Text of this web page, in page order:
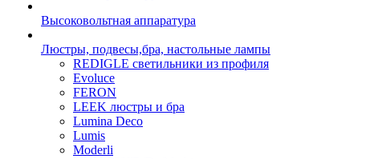
Высоковольтная аппаратура
Люстры, подвесы,бра, настольные лампы
REDIGLE светильники из профиля
Evoluce
FERON
LEEK люстры и бра
Lumina Deco
Lumis
Moderli